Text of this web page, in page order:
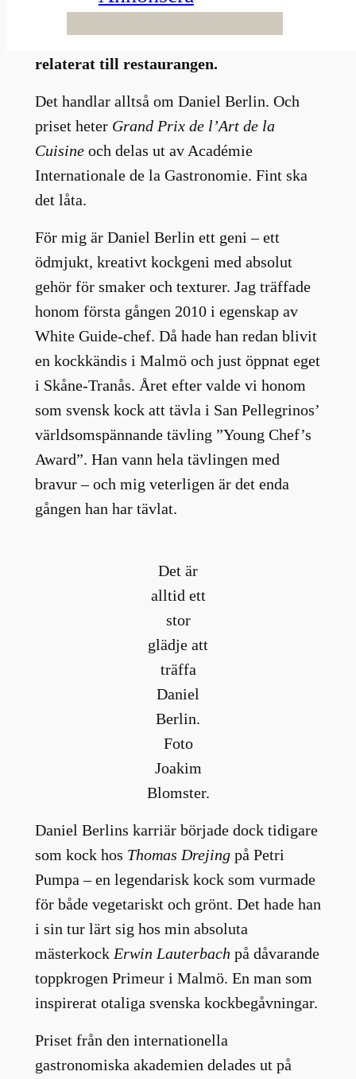
det. I synnerhet som detta är ett högst
personligt pris som inte direkt är
relaterat till restaurangen.
Det handlar alltså om Daniel Berlin. Och
priset heter Grand Prix de l’Art de la
Cuisineoch delas ut av Académie
Internationale de la Gastronomie. Fint ska
det låta.
För mig är Daniel Berlin ett geni – ett
ödmjukt, kreativt kockgeni med absolut
gehör för smaker och texturer. Jag träffade
honom första gången 2010 i egenskap av
White Guide-chef. Då hade han redan blivit
en kockkändis i Malmö och just öppnat eget
i Skåne-Tranås. Året efter valde vi honom
som svensk kock att tävla i San Pellegrinos’
världsomspännande tävling ”Young Chef’s
Award”. Han vann hela tävlingen med
bravur – och mig veterligen är det enda
gången han har tävlat.
Det är
alltid ett
stor
glädje att
träffa
Daniel
Berlin.
Foto
Joakim
Blomster.
Daniel Berlins karriär började dock tidigare
som kock hos Thomas Drejingpå Petri
Pumpa – en legendarisk kock som vurmade
för både vegetariskt och grönt. Det hade han
i sin tur lärt sig hos min absoluta
mästerkock Erwin Lauterbach på dåvarande
toppkrogen Primeur i Malmö. En man som
inspirerat otaliga svenska kockbegåvningar.
Priset från den internationella
gastronomiska akademien delades ut på